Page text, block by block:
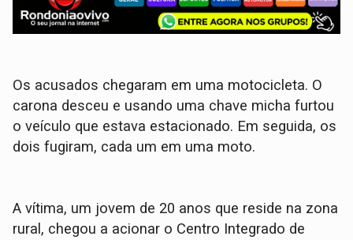
Os acusados chegaram em uma motocicleta. O
carona desceu e usando uma chave micha furtou
o veículo que estava estacionado. Em seguida, os
dois fugiram, cada um em uma moto.
​A vítima, um jovem de 20 anos que reside na zona
rural, chegou a acionar o Centro Integrado de